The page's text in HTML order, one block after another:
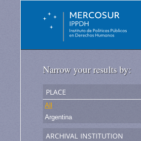
Narrow your results by:
place
All
Argentina
archival institution